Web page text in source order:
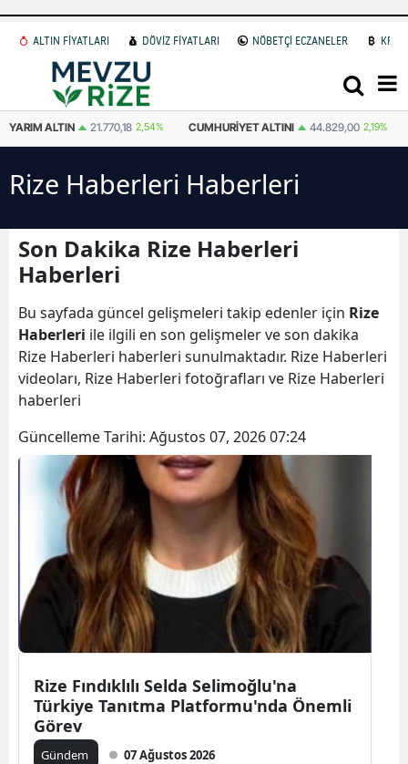
ALTIN FİYATLARI DÖVİZ FİYATLARI NÖBETÇİ ECZANELER
CUMHURIYET ALTINI 44.829,00 2,19% ATA ALTIN 44.545,00 2,63%
Rize Haberleri Haberleri
Son Dakika Rize Haberleri
Haberleri
Bu sayfada güncel gelişmeleri takip edenler için Rize
Haberleri ile ilgili en son gelişmeler ve son dakika
Rize Haberleri haberleri sunulmaktadır. Rize Haberleri
videoları, Rize Haberleri fotoğrafları ve Rize Haberleri
haberleri
Güncelleme Tarihi: Ağustos 07, 2026 07:24
Rize Fındıklılı Selda Selimoğlu'na
Türkiye Tanıtma Platformu'nda Önemli
Görev
Gündem 07 Ağustos 2026